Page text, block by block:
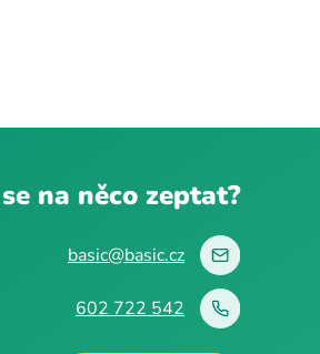
na něco zeptat?
basic@basic.cz
602 722 542